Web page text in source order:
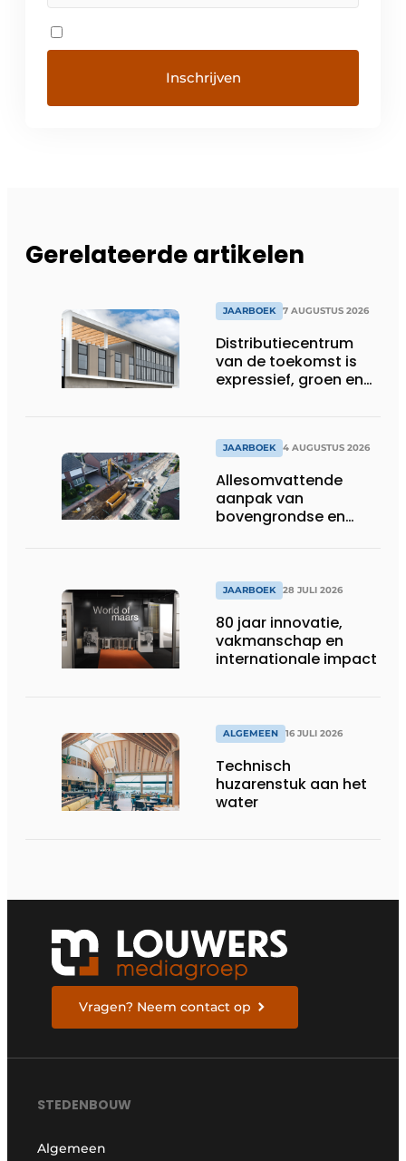
Gerelateerde artikelen
JAARBOEK 7 AUGUSTUS 2026
Distributiecentrum
van de toekomst is
expressief, groen en
JAARBOEK 4 AUGUSTUS 2026
Allesomvattende
aanpak van
bovengrondse en
JAARBOEK 28 JULI 2026
80 jaar innovatie,
vakmanschap en
internationale impact
ALGEMEEN 16 JULI 2026
Technisch
huzarenstuk aan het
water
Vragen? Neem contact op
STEDENBOUW
Algemeen